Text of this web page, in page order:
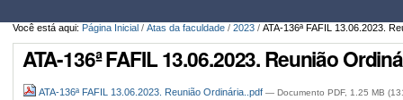
Você está aqui: Página Inicial / Atas da faculdade / 2023 / ATA-136ª FAFIL 13.06.2023.
ATA-136ª FAFIL 13.06.2023. Reunião
ATA-136ª FAFIL 13.06.2023. Reunião Ordinária..pdf — Documento PDF, 1.25 MB